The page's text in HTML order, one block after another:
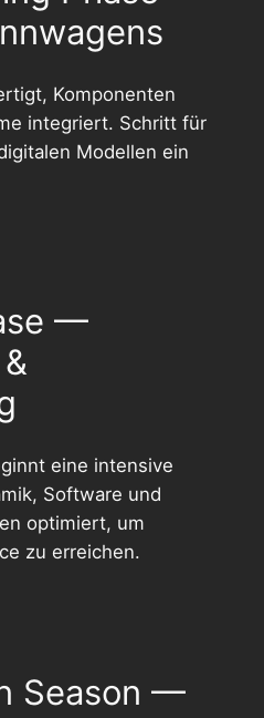
Komponenten
integriert. Schritt für
Modellen ein
—
eine intensive
Software und
optimiert, um
zu erreichen.
Season —